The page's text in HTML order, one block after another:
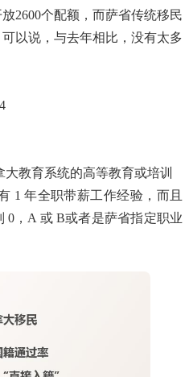
2600个配额，而萨省传统移民
以说，与去年相比，没有太多
教育系统的高等教育或培训
年全职带薪工作经验，而且
0，A 或 B或者是萨省指定职业